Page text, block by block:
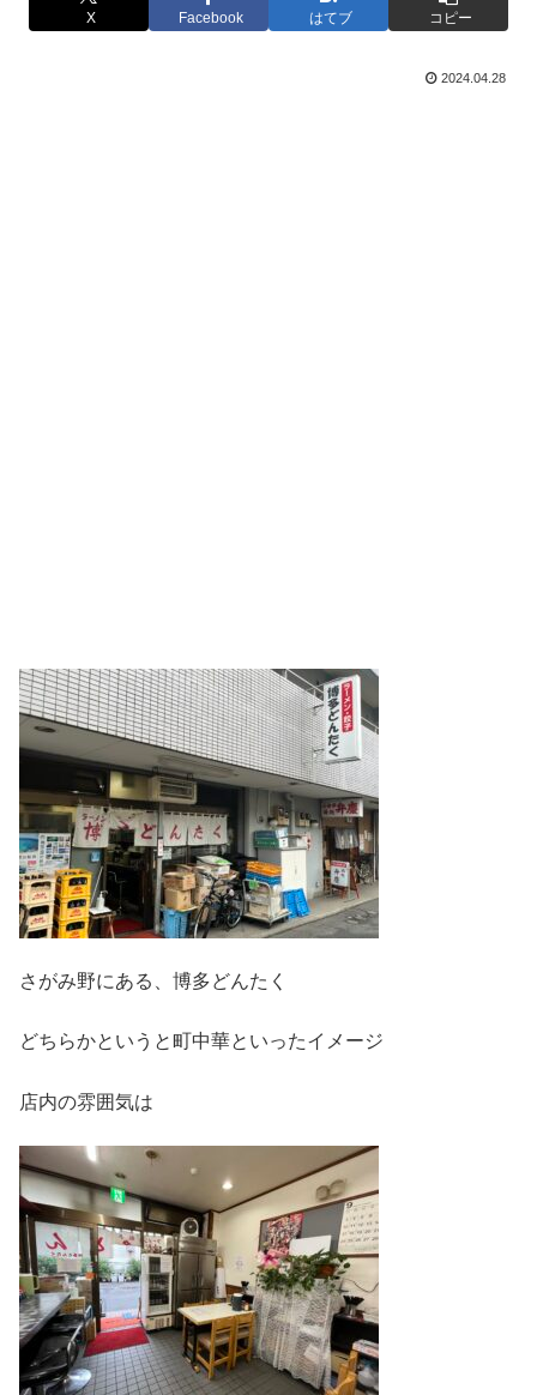
X Facebook はてブ コピー
2024.04.28
さがみ野にある、博多どんたく
どちらかというと町中華といったイメージ
店内の雰囲気は